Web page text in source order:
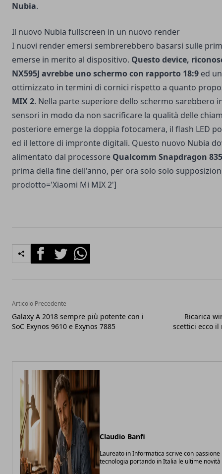
Nubia.
Il nuovo Nubia fullscreen in un nuovo render
I nuovi render emersi sembrerebbero basarsi sulle
emerse in merito al dispositivo. Questo device,
NX595J avrebbe uno schermo con rapporto 18:9 ed
ottimizzato in termini di cornici rispetto a quanto
MIX 2. Nella parte superiore dello schermo sarebbero
sensori in modo da non sacrificare la qualità delle
posteriore emerge la doppia fotocamera, il flash LED
ed il lettore di impronte digitali. Questo nuovo Nubia
alimentato dal processore Qualcomm Snapdragon 835
prima della fine dell'anno, per ora solo solo
prodotto='Xiaomi Mi MIX 2']
FacebookTwitterWhatsapp
Articolo Precedente
Galaxy A 2018 sempre più potente con i
SoC Exynos 9610 e Exynos 7885
Ricarica
scettici ecco
Claudio Banfi
Laureato in Informatica scrive con
tecnologia portando in Italia le ultime novità